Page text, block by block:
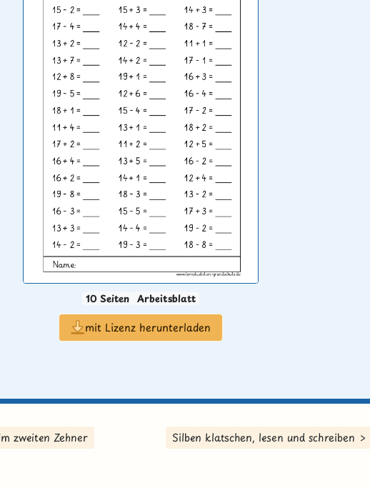
10 Seiten Arbeitsblatt
mit Lizenz herunterladen
zweiten Zehner Silben klatschen, lesen und schreiben >